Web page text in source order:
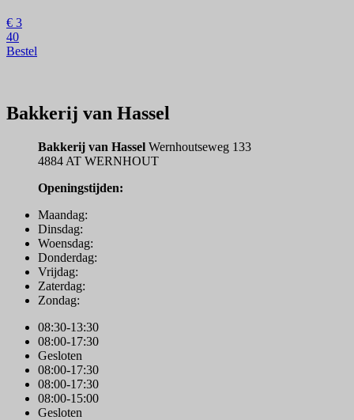
€ 3
40
Bestel
Bakkerij van Hassel
Bakkerij van Hassel Wernhoutseweg 133
4884 AT WERNHOUT
Openingstijden:
Maandag:
Dinsdag:
Woensdag:
Donderdag:
Vrijdag:
Zaterdag:
Zondag:
08:30-13:30
08:00-17:30
Gesloten
08:00-17:30
08:00-17:30
08:00-15:00
Gesloten